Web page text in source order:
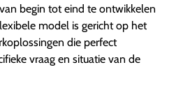
begin tot eind te ontwikkelen
model is gericht op het
die perfect
vraag en situatie van de